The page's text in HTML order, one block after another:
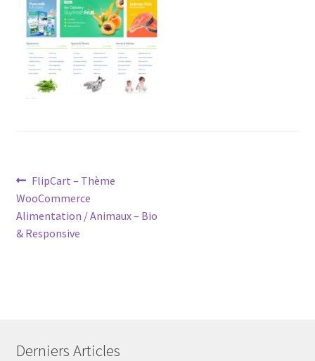
Post
navigation
Previous
post:
FlipCart – Thème
WooCommerce
Alimentation / Animaux – Bio
& Responsive
Derniers Articles